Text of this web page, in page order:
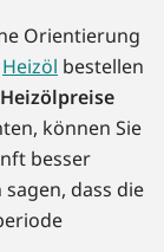
Orientierung
Heizöl bestellen
Heizölpreise
können Sie
besser
dass die